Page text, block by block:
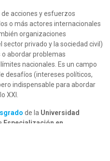
acciones y esfuerzos
o más actores internacionales
organizaciones
sector privado y la sociedad civil)
abordar problemas
nacionales. Es un campo
desafíos (intereses políticos,
indispensable para abordar
XXI.
de la Universidad
Especialización en